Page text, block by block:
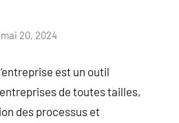
mai 20, 2024
est un outil
de toutes tailles,
des processus et